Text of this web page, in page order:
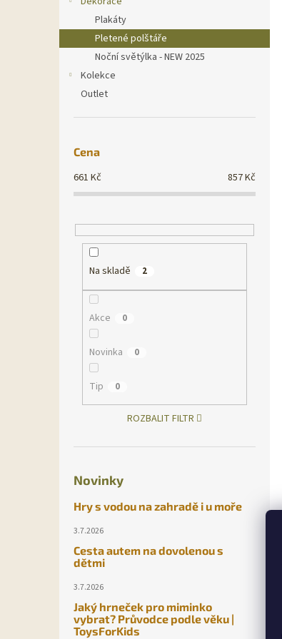
e
l
Plakáty
Pletené polštáře
Noční světýlka - NEW 2025
Kolekce
Outlet
Cena
661 Kč 857Kč
Na skladě 2
Akce 0
Novinka 0
Tip 0
ROZBALIT FILTR
Novinky
Hry s vodou na zahradě i u moře
3.7.2026
Cesta autem na dovolenou s
dětmi
3.7.2026
Jaký hrneček pro miminko
vybrat? Průvodce podle věku |
ToysForKids